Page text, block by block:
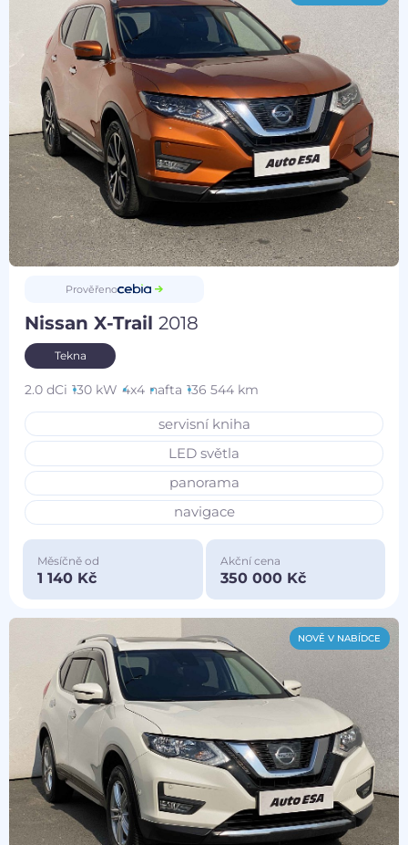
Prověřeno
Nissan X-Trail2018
Tekna
2.0 dCi 130 kW 4x4 nafta 136 544 km
servisní kniha
LED světla
panorama
navigace
Měsíčně od
1 140 Kč
Akční cena
350 000 Kč
NOVĚ V NABÍDCE